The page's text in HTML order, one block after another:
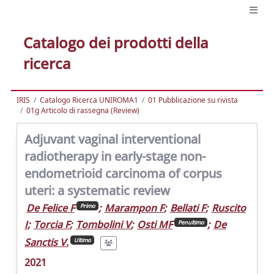
Catalogo dei prodotti della
ricerca
IRIS Catalogo Ricerca UNIROMA1
01 Pubblicazione su rivista
01g Articolo di rassegna (Review)
Adjuvant vaginal interventional
radiotherapy in early-stage non-
endometrioid carcinoma of corpus
uteri: a systematic review
De Felice F Primo ; Marampon F; Bellati F; Ruscito
I; Torcia F; Tombolini V; Osti MF Penultimo ; De
Sanctis V.
Ultimo
2021